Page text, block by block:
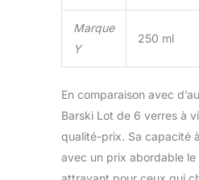
Marque
Y
250 ml
En comparaison avec
Barski Lot de 6 verres à
qualité-prix. Sa capacité
avec un prix abordable